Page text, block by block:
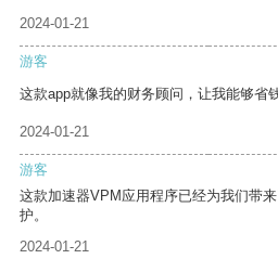
2024-01-21
游客
这款app就像我的财务顾问，让我能够省
2024-01-21
游客
这款加速器VPM应用程序已经为我们带
护。
2024-01-21